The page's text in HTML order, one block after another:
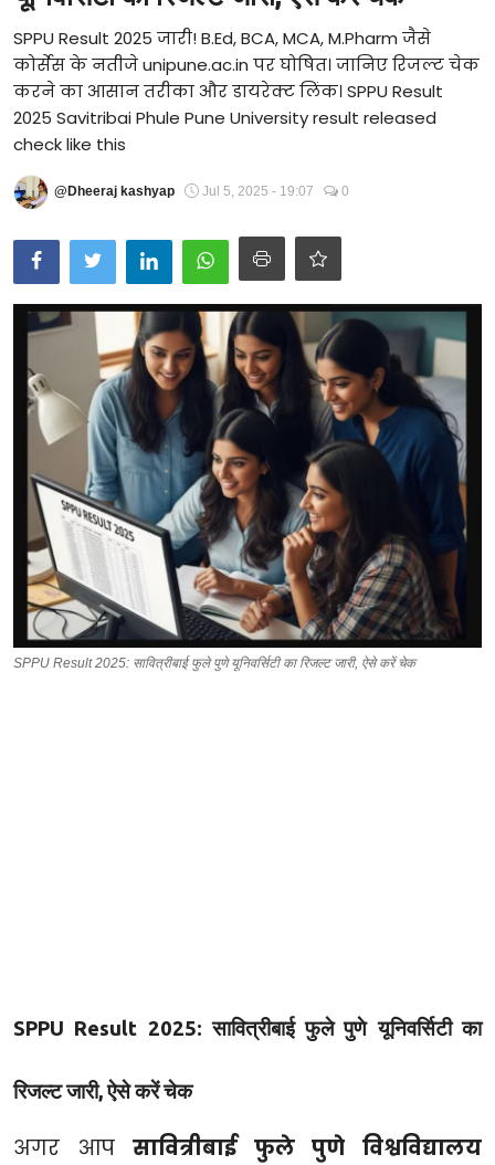
Technology
RSS-संघ
SPPU Result 2025 जारी! B.Ed, BCA, MCA, M.Pharm जैसे
कोर्सेस के नतीजे unipune.ac.in पर घोषित। जानिए रिजल्ट चेक
करने का आसान तरीका और डायरेक्ट लिंक। SPPU Result
2025 Savitribai Phule Pune University result released
check like this
@Dheeraj kashyap Jul 5, 2025 - 19:07 0
SPPU Result 2025: सावित्रीबाई फुले पुणे यूनिवर्सिटी का रिजल्ट जारी, ऐसे करें चेक
SPPU Result 2025: सावित्रीबाई फुले पुणे यूनिवर्सिटी का
रिजल्ट जारी, ऐसे करें चेक
अगर आपसावित्रीबाई फुले पुणे विश्वविद्यालय